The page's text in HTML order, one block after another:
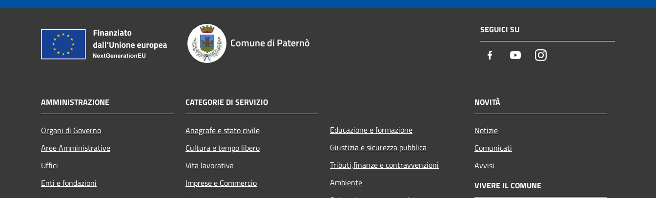
Comune di Paternò
SEGUICI SU
Facebook YoutubeInstagram
AMMINISTRAZIONE
Organi di Governo
Aree Amministrative
Uffici
Enti e fondazioni
CATEGORIE DI SERVIZIO
Anagrafe e stato civile
Cultura e tempo libero
Vita lavorativa
Imprese e Commercio
Educazione e formazione
Giustizia e sicurezza pubblica
Tributi,finanze e contravvenzioni
Ambiente
NOVITÀ
Notizie
Comunicati
Avvisi
VIVERE IL COMUNE